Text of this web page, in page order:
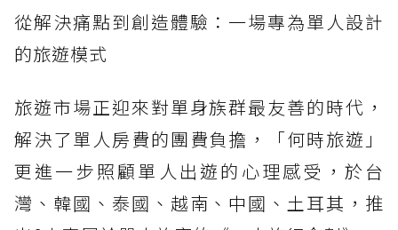
從解決痛點到創造體驗：一場專為單人設計
的旅遊模式
旅遊市場正迎來對單身族群最友善的時代，
解決了單人房費的團費負擔，「何時旅遊」
更進一步照顧單人出遊的心理感受，於台
灣、韓國、泰國、越南、中國、土耳其，推